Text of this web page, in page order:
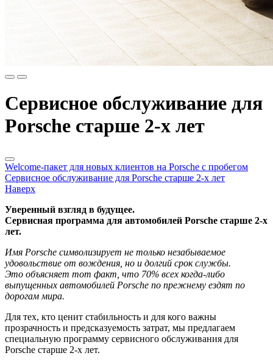
Сервисное обслуживание для
Porsche старше 2-х лет
Welcome-пакет для новых клиентов на Porsche с пробегом
Сервисное обслуживание для Porsche старше 2-х лет
Наверх
Уверенный взгляд в будущее.
Сервисная программа для автомобилей Porsche старше 2-х
лет.
Имя Porsche символизирует не только незабываемое
удовольствие от вождения, но и долгий срок службы.
Это объясняет тот факт, что 70% всех когда-либо
выпущенных автомобилей Porsche по прежнему ездят по
дорогам мира.
Для тех, кто ценит стабильность и для кого важны
прозрачность и предсказуемость затрат, мы предлагаем
специальную программу сервисного обслуживания для
Porsche старше 2-х лет.